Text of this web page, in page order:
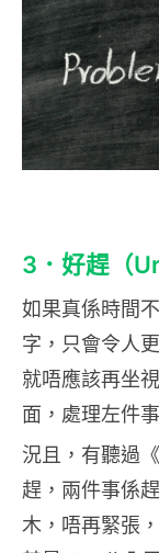
3．好趕（
如果真係時間
字，只會令人
就唔應該再坐
面，處理左件
況且，有聽過
趕，兩件事係
木，唔再緊張